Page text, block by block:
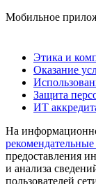
Мобильное
Этика и
Оказание
Защита
ИТ
На
предоставления
и анализа
пользователей